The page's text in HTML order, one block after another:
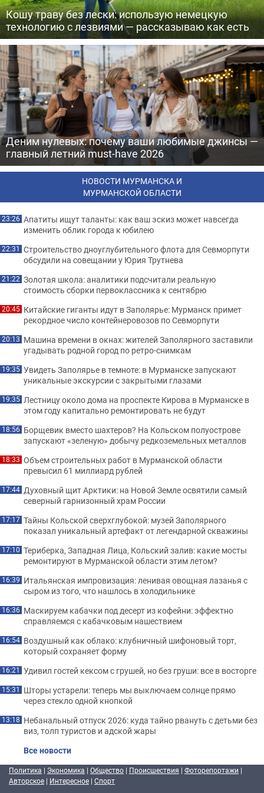
Кошу траву без лески: использую немецкую
технологию с лезвиями — рассказываю как есть
Деним нулевых: почему ваши любимые джинсы —
главный летний must-have 2026
НОВОСТИ МУРМАНСКА И
МУРМАНСКОЙ ОБЛАСТИ
23:26 Апатиты ищут таланты: как ваш эскиз может навсегда
изменить облик города к юбилею
22:31 Строительство дноуглубительного флота для Севморпути
обсудили на совещании у Юрия Трутнева
21:22 Золотая школа: аналитики подсчитали реальную
стоимость сборки первоклассника к сентябрю
20:45 Китайские гиганты идут в Заполярье: Мурманск примет
рекордное число контейнеровозов по Севморпути
20:13 Машина времени в окнах: жителей Заполярного заставили
угадывать родной город по ретро-снимкам
19:35 Увидеть Заполярье в темноте: в Мурманске запускают
уникальные экскурсии с закрытыми глазами
19:35 Лестницу около дома на проспекте Кирова в Мурманске в
этом году капитально ремонтировать не будут
18:56 Борщевик вместо шахтеров? На Кольском полуострове
запускают «зеленую» добычу редкоземельных металлов
18:33 Объем строительных работ в Мурманской области
превысил 61 миллиард рублей
17:44 Духовный щит Арктики: на Новой Земле освятили самый
северный гарнизонный храм России
17:17 Тайны Кольской сверхглубокой: музей Заполярного
показал уникальный артефакт от легендарной скважины
17:10 Териберка, Западная Лица, Кольский залив: какие мосты
ремонтируют в Мурманской области этим летом?
16:39 Итальянская импровизация: ленивая овощная лазанья с
сыром из того, что нашлось в холодильнике
16:36 Маскируем кабачки под десерт из кофейни: эффектно
справляемся с кабачковым нашествием
16:54 Воздушный как облако: клубничный шифоновый торт,
который сохраняет форму
16:21 Удивил гостей кексом с грушей, но без груши: все в восторге
15:31 Шторы устарели: теперь мы выключаем солнце прямо
через стекло одной кнопкой
13:18 Небанальный отпуск 2026: куда тайно рвануть с детьми без
виз, толп туристов и адской жары
Все новости
Политика | Экономика | Общество | Происшествия | Фоторепортажи |
Авторское | Интересное | Спорт